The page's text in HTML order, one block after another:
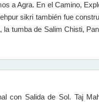
a Agra. En el Camino,
sikri también fue
tumba de Salim Chisti,
con Salida de Sol. Taj